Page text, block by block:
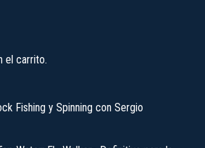
el carrito.
Fishing y Spinning con Sergio